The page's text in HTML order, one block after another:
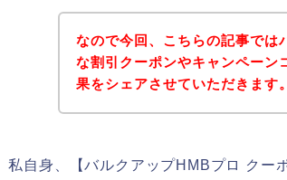
なので今回、こちらの記事で
な割引クーポンやキャンペーン
果をシェアさせていただきます。
私自身、【バルクアップHMBプロ クー